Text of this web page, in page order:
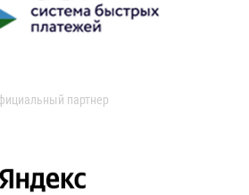
партнер